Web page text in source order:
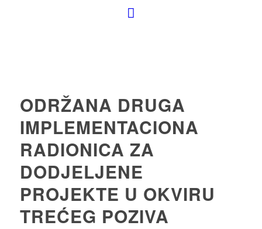
ODRŽANA DRUGA
IMPLEMENTACIONA
RADIONICA ZA
DODJELJENE
PROJEKTE U OKVIRU
TREĆEG POZIVA